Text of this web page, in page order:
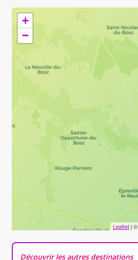
+
−
Leaflet | ©
Découvrir les autres destinations